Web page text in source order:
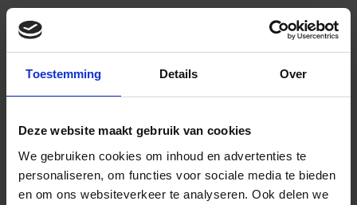
Toestemming Details Over
Deze website maakt gebruik van cookies
We gebruiken cookies om inhoud en advertenties te
personaliseren, om functies voor sociale media te bieden
en om ons websiteverkeer te analyseren. Ook delen we